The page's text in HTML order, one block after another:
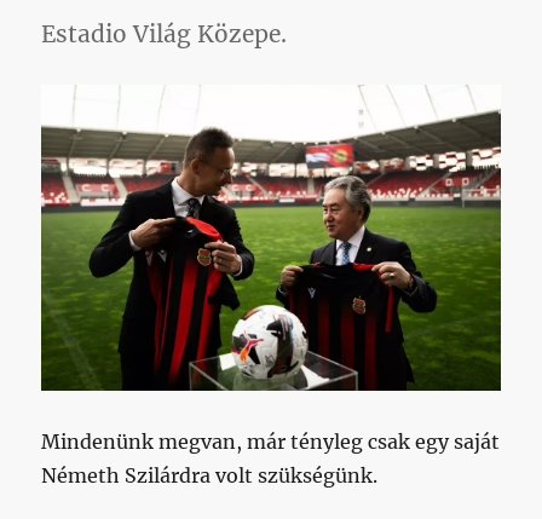
Estadio Világ Közepe.
Mindenünk megvan, már tényleg csak egy saját
Németh Szilárdra volt szükségünk.